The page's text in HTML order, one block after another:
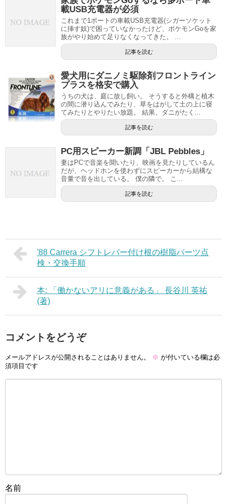
載USB充電器が必須
これまで1ポートの車載USB充電器(シガーソケット
に挿す奴)で困っていなかったけど、ポケモンGoを家
族がやり始めて足りなくなってきた。 ...
記事を読む
愛犬用にダニノミ駆除剤フロントライン
プラスを格安で購入
うちの犬は、庭に放し飼い。 そうすると外構と植木
の間に潜り込んでみたり、草をはがして土の上に寝
てみたりとやりたい放題。 結果、ダニがたく...
記事を読む
PC用スピーカー新調「JBL Pebbles」
妻はPCで音楽を聞いたり、映画を見たりしているん
だが、ヘッドホンを使わずにスピーカーから結構な
音量で音を出している。 僕の隣で。 こ...
記事を読む
'88 Carrera シフトレバー付け根の樹脂パーツ点
検・交換手順
本: 「働かないアリに意義がある」 長谷川 英祐
(著)
コメントをどうぞ
メールアドレスが公開されることはありません。 ※ が付いている欄は必
須項目です
名前